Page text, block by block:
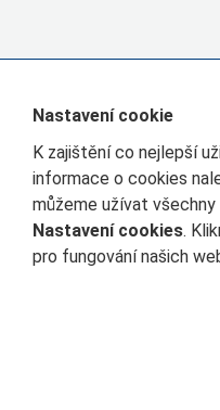
Nastavení cookie
K zajištění co nejlepší
informace o cookies
můžeme užívat
Nastavení cookies.
pro fungování našich